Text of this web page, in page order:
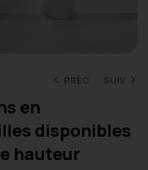
PRÉC SUIV
en
disponibles
hauteur